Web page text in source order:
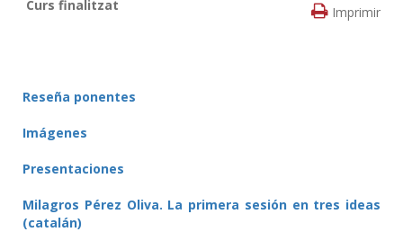
Curs finalitzat Imprimir
Reseña ponentes
Imágenes
Presentaciones
Milagros Pérez Oliva. La primera sesión en tres ideas
(catalán)